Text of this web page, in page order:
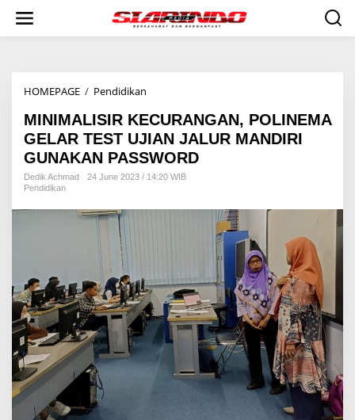
i
HOMEPAGE / Pendidikan
N
I
M
A
L
C
U
R
A
G
MINIMALISIR KECURANGAN, POLINEMA
GELAR TEST UJIAN JALUR MANDIRI
GUNAKAN PASSWORD
Dedik Achmad
24 June 2023 / 14:20 WIB
Pendidikan